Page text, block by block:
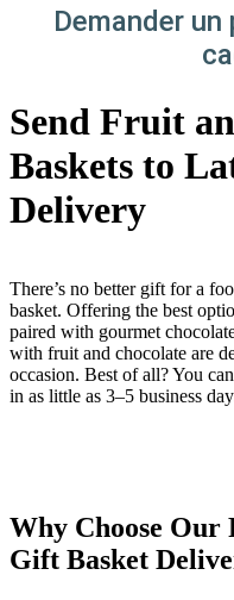
Demander
Send Fruit
Baskets to
Delivery
There’s no better gift for a
basket. Offering the best
paired with gourmet
with fruit and chocolate are
occasion. Best of all? You
in as little as 3–5 business
Why Choose Our
Gift Basket